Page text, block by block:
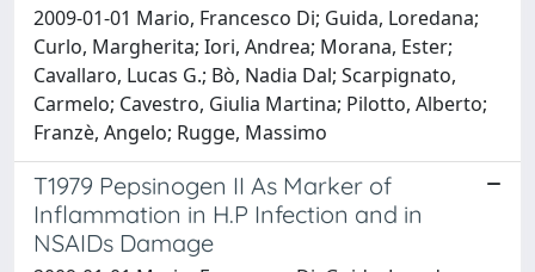
2009-01-01 Mario, Francesco Di; Guida, Loredana;
Curlo, Margherita; Iori, Andrea; Morana, Ester;
Cavallaro, Lucas G.; Bò, Nadia Dal; Scarpignato,
Carmelo; Cavestro, Giulia Martina; Pilotto, Alberto;
Franzè, Angelo; Rugge, Massimo
T1979 Pepsinogen II As Marker of
Inflammation in H.P Infection and in
NSAIDs Damage